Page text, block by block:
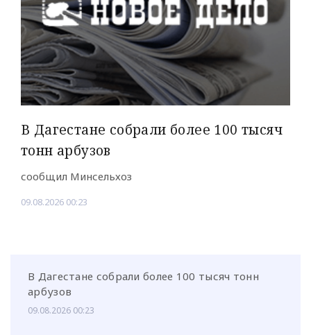
В Дагестане собрали более 100 тысяч
тонн арбузов
сообщил Минсельхоз
09.08.2026 00:23
В Дагестане собрали более 100 тысяч тонн
арбузов
09.08.2026 00:23